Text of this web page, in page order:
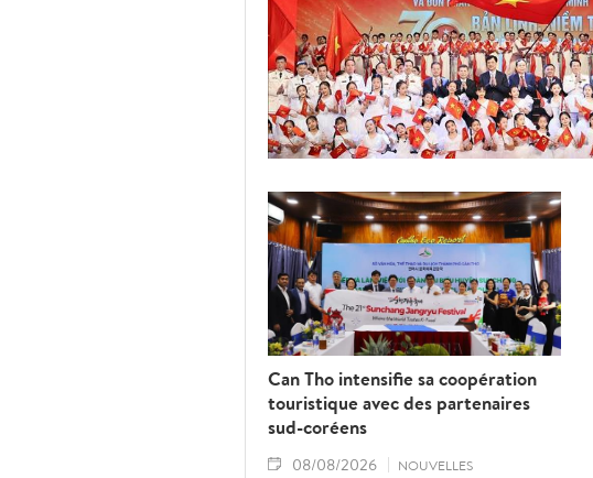
Can Tho intensifie sa coopération
touristique avec des partenaires
sud-coréens
08/08/2026 NOUVELLES